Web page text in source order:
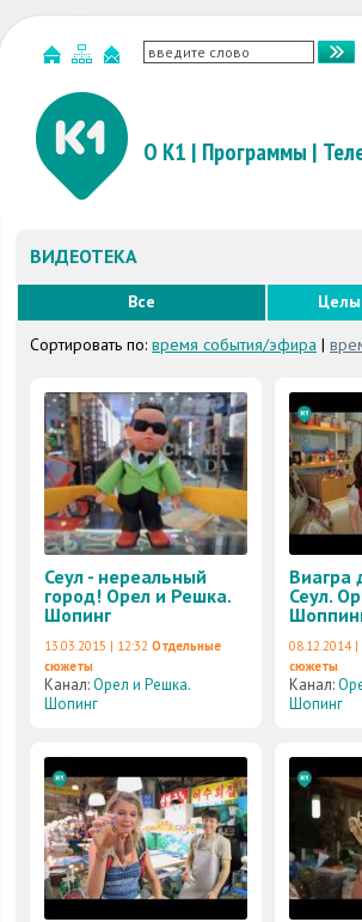
О К1 | Программы |
ВИДЕОТЕКА
Все
Сортировать по: время события/эфира |
Сеул - нереальный
город! Орел и Решка.
Шопинг
13.03.2015 | 12:32 Отдельные
сюжеты
Канал:Орел и Решка.
Шопинг
Виагра
Сеул.
08.12.2014 |
сюжеты
Канал:
Шопинг